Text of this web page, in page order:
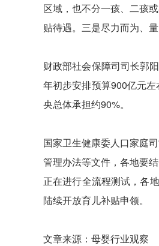
区域，也不分一孩、二孩
贴待遇。三是尽力而为、
财政部社会保障司司长郭
年初步安排预算900亿元
央总体承担约90%。
国家卫生健康委人口家庭
管理办法等文件，各地要
正在进行全流程测试，各
陆续开放育儿补贴申领。
文章来源：母婴行业观察